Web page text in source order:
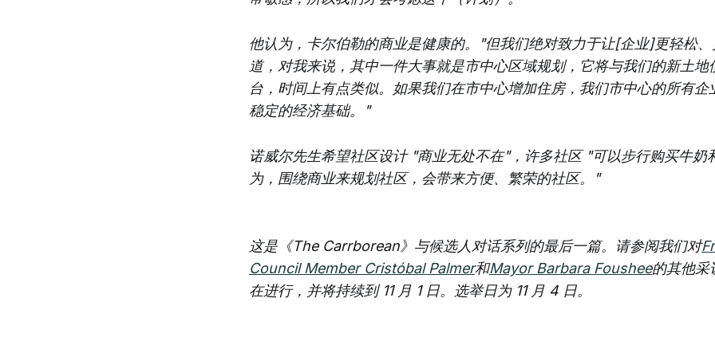
他认为，卡尔伯勒的商业是健康的。"但我们绝对致力于让[企业]更轻松
道，对我来说，其中一件大事就是市中心区域规划，它将与我们的新土地
台，时间上有点类似。如果我们在市中心增加住房，我们市中心的所有企
稳定的经济基础。"
诺威尔先生希望社区设计 "商业无处不在"，许多社区 "可以步行购买牛奶
为，围绕商业来规划社区，会带来方便、繁荣的社区。"
这是《The Carrborean》与候选人对话系列的最后一篇。请参阅我们对
Council Member Cristóbal Palmer和Mayor Barbara Foushee的其他采
在进行，并将持续到 11 月 1 日。选举日为 11 月 4 日。